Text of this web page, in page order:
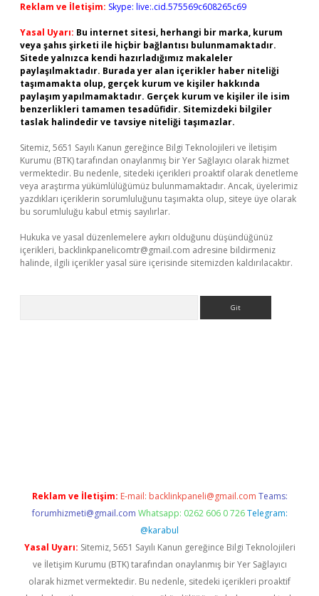
Reklam ve İletişim: Skype: live:.cid.575569c608265c69
Yasal Uyarı: Bu internet sitesi, herhangi bir marka, kurum
veya şahıs şirketi ile hiçbir bağlantısı bulunmamaktadır.
Sitede yalnızca kendi hazırladığımız makaleler
paylaşılmaktadır. Burada yer alan içerikler haber niteliği
taşımamakta olup, gerçek kurum ve kişiler hakkında
paylaşım yapılmamaktadır. Gerçek kurum ve kişiler ile isim
benzerlikleri tamamen tesadüfidir. Sitemizdeki bilgiler
taslak halindedir ve tavsiye niteliği taşımazlar.
Sitemiz, 5651 Sayılı Kanun gereğince Bilgi Teknolojileri ve İletişim
Kurumu (BTK) tarafından onaylanmış bir Yer Sağlayıcı olarak hizmet
vermektedir. Bu nedenle, sitedeki içerikleri proaktif olarak denetleme
veya araştırma yükümlülüğümüz bulunmamaktadır. Ancak, üyelerimiz
yazdıkları içeriklerin sorumluluğunu taşımakta olup, siteye üye olarak
bu sorumluluğu kabul etmiş sayılırlar.
Hukuka ve yasal düzenlemelere aykırı olduğunu düşündüğünüz
içerikleri, backlinkpanelicomtr@gmail.com adresine bildirmeniz
halinde, ilgili içerikler yasal süre içerisinde sitemizden kaldırılacaktır.
Reklam ve İletişim: E-mail: backlinkpaneli@gmail.com Teams:
forumhizmeti@gmail.com Whatsapp: 0262 606 0 726 Telegram:
@karabul
Yasal Uyarı: Sitemiz, 5651 Sayılı Kanun gereğince Bilgi Teknolojileri
ve İletişim Kurumu (BTK) tarafından onaylanmış bir Yer Sağlayıcı
olarak hizmet vermektedir. Bu nedenle, sitedeki içerikleri proaktif